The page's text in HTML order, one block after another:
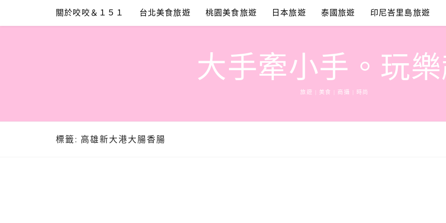
content
關於咬咬＆１５１ 台北美食旅遊 桃園美食旅遊 日本旅遊 泰國旅遊 印尼峇里島旅遊
大手牽小手。玩
旅遊 | 美食 | 商攝 | 時尚
標籤: 高雄新大港大腸香腸